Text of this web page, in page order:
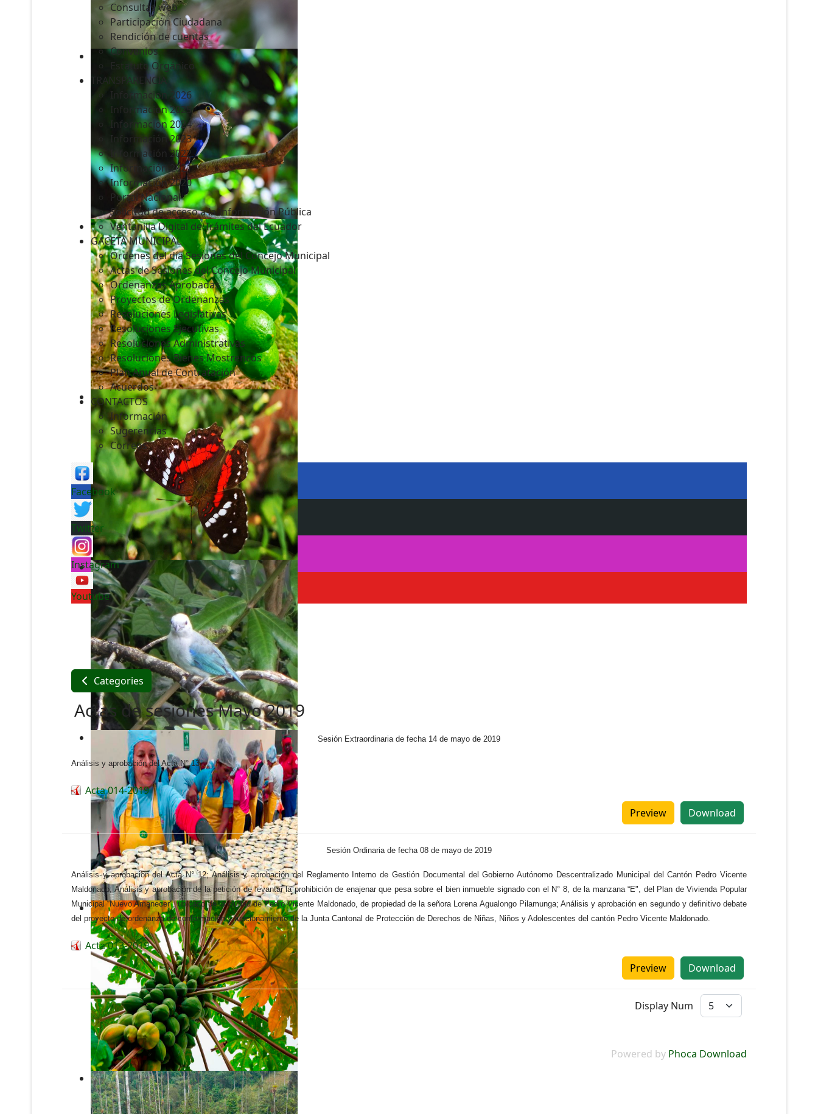
Consultas web
Participación Ciudadana
Rendición de cuentas
Convenios
Estatuto Orgánico
TRANSPARENCIA
Informacion 2026
Informacion 2025
Informacion 2024
Información 2023
Información 2022
Información 2021
Información 2020
Portal Nacional
Solicitud de acceso a la Información Pública
Ventanilla Digital de Trámites del Ecuador
GACETA MUNICIPAL
Ordenes del día Sesiones del Concejo Municipal
Actas de Sesiones del Concejo Municipal
Ordenanzas Aprobadas
Proyectos de Ordenanzas
Resoluciones Legislativas
Resoluciones Ejecutivas
Resoluciones Administrativas
Resoluciones Bienes Mostrencos
Plan Anual de Contratación
Acuerdos
CONTACTOS
Información
Sugerencias
Correos
Facebook
Twitter
Instagram
Youtube
Categories
Actas de sesiones Mayo 2019
Sesión Extraordinaria de fecha 14 de mayo de 2019
Análisis y aprobación del Acta N° 13.
Acta 014-2019
Download
Preview
Sesión Ordinaria de fecha 08 de mayo de 2019
Análisis y aprobación del Acta N° 12; Análisis y aprobación del Reglamento Interno de Gestión Documental del Gobierno Autónomo Descentralizado Municipal del Cantón Pedro Vicente
Maldonado; Análisis y aprobación de la petición de levantar la prohibición de enajenar que pesa sobre el bien inmueble signado con el N° 8, de la manzana “E", del Plan de Vivienda Popular
Municipal “Nuevo Amanecer", ubicado de la ciudad de Pedro Vicente Maldonado, de propiedad de la señora Lorena Agualongo Pilamunga; Análisis y aprobación en segundo y definitivo debate
del proyecto de ordenanza de conformación y funcionamiento de la Junta Cantonal de Protección de Derechos de Niñas, Niños y Adolescentes del cantón Pedro Vicente Maldonado.
Acta 013-2019
Download
Preview
Display Num
Powered by Phoca Download